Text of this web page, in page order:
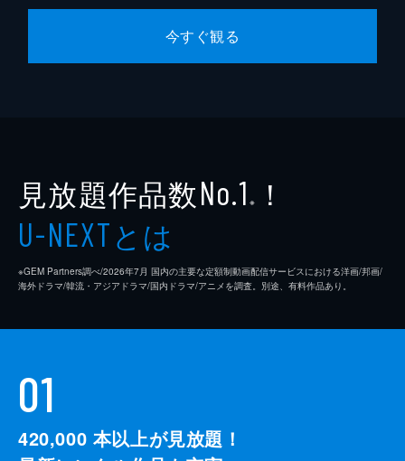
今すぐ観る
見放題作品数No.1 ※ ！
U-NEXTとは
※GEM Partners調べ/2026年7⽉ 国内の主要な定額制動画配信サービスにおける洋画/邦画/
海外ドラマ/韓流・アジアドラマ/国内ドラマ/アニメを調査。別途、有料作品あり。
01
420,000 本以上が見放題！